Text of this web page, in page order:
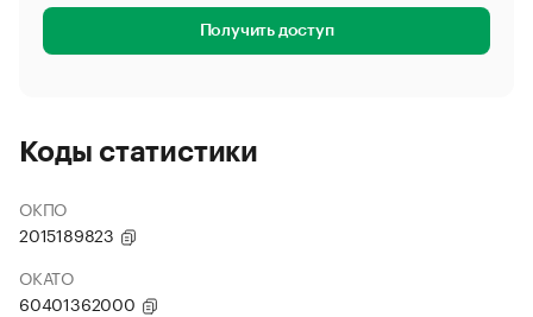
Получить доступ
Коды статистики
ОКПО
2015189823
ОКАТО
60401362000